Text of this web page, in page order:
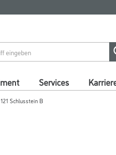
Services
Schlusstein B